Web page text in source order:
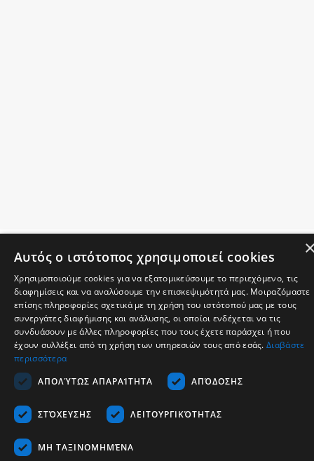
Company
Career
Αυτός ο ιστότοπος χρησιμοποιεί cookies
Χρησιμοποιούμε cookies για να εξατομικεύσουμε το περιεχόμενο, τις
διαφημίσεις και να αναλύσουμε την επισκεψιμότητά μας. Μοιραζόμαστε
επίσης πληροφορίες σχετικά με τη χρήση του ιστότοπού μας με τους
συνεργάτες διαφήμισης και ανάλυσης, οι οποίοι ενδέχεται να τις
συνδυάσουν με άλλες πληροφορίες που τους έχετε παράσχει ή που
έχουν συλλέξει από τη χρήση των υπηρεσιών τους από εσάς. Διαβάστε
περισσότερα
ΑΠΟΛΎΤΩΣ ΑΠΑΡΑΊΤΗΤΑ
ΑΠΌΔΟΣΗΣ
ΣΤΌΧΕΥΣΗΣ ΛΕΙΤΟΥΡΓΙΚΌΤΗΤΑΣ
ΜΗ ΤΑΞΙΝΟΜΗΜΈΝΑ